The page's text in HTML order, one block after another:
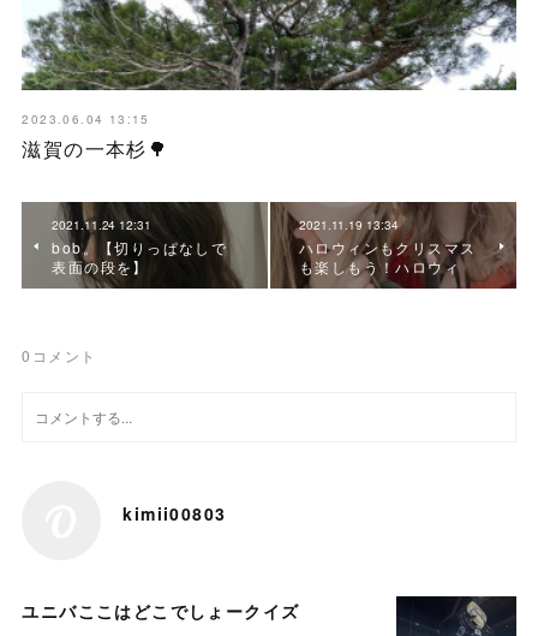
2023.06.04 13:15
滋賀の一本杉🌳
2021.11.24 12:31
bob。【切りっぱなしで
表面の段を】
2021.11.19 13:34
ハロウィンもクリスマス
も楽しもう！ハロウィ
0 コメント
kimii00803
ユニバここはどこでしょークイズ